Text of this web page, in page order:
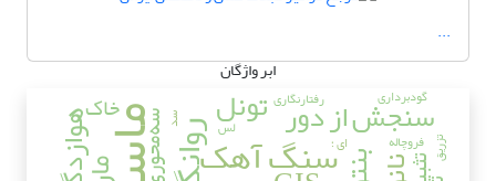
...
ابر واژگان
ماسه سنگ آهک هوازدگی سنجش از دور تونل خاک سه‌محوریسد
تزریق
رفتارنگاری گودبرداری
ای ؛ فروچاله
لس